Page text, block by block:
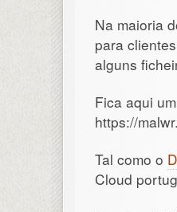
Na maioria
para
alguns
Fica aqui
https://
Tal como o
Cloud